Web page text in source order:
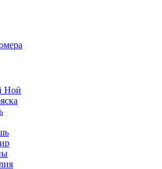
Ноӣ